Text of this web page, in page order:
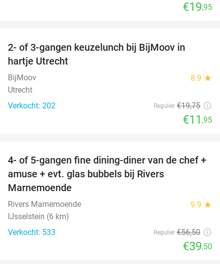
€19,95
2- of 3-gangen keuzelunch bij BijMoov in
hartje Utrecht
BijMoov 8.9 star
Utrecht
Verkocht: 202
Regulier €19,75
€11 ,95
30%
4- of 5-gangen fine dining-diner van de chef +
amuse + evt. glas bubbels bij Rivers
Marnemoende
Rivers Marnemoende 9.9 star
IJsselstein (6 km)
Verkocht: 533
Regulier €56,50
€39,50